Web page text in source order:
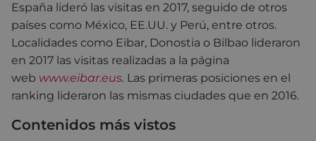
España lideró las visitas en 2017, seguido de otros
países como México, EE.UU. y Perú, entre otros.
Localidades como Eibar, Donostia o Bilbao lideraron
en 2017 las visitas realizadas a la página
web www.eibar.eus. Las primeras posiciones en el
ranking lideraron las mismas ciudades que en 2016.
Contenidos más vistos